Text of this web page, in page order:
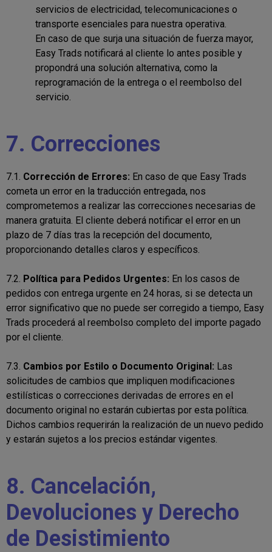
servicios de electricidad, telecomunicaciones o
transporte esenciales para nuestra operativa.
En caso de que surja una situación de fuerza mayor,
Easy Trads notificará al cliente lo antes posible y
propondrá una solución alternativa, como la
reprogramación de la entrega o el reembolso del
servicio.
7. Correcciones
7.1. Corrección de Errores: En caso de que Easy Trads
cometa un error en la traducción entregada, nos
comprometemos a realizar las correcciones necesarias de
manera gratuita. El cliente deberá notificar el error en un
plazo de 7 días tras la recepción del documento,
proporcionando detalles claros y específicos.
7.2. Política para Pedidos Urgentes: En los casos de
pedidos con entrega urgente en 24 horas, si se detecta un
error significativo que no puede ser corregido a tiempo, Easy
Trads procederá al reembolso completo del importe pagado
por el cliente.
7.3. Cambios por Estilo o Documento Original: Las
solicitudes de cambios que impliquen modificaciones
estilísticas o correcciones derivadas de errores en el
documento original no estarán cubiertas por esta política.
Dichos cambios requerirán la realización de un nuevo pedido
y estarán sujetos a los precios estándar vigentes.
8. Cancelación,
Devoluciones y Derecho
de Desistimiento